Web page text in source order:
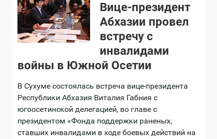
Вице-президент
Абхазии провел
встречу с
инвалидами
войны в Южной Осетии
В Сухуме состоялась встреча вице-президента
Республики Абхазия Виталия Габния с
югоосетинской делегацией, во главе с
президентом «Фонда поддержки раненых,
ставших инвалидами в ходе боевых действий на